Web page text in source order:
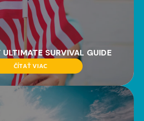
ULTIMATE SURVIVAL GUIDE
ČÍTAŤ VIAC